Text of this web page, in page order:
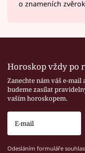
o znameních
Horoskop vždy po
Zanechte nám váš e-mail
budeme zasílat
vaším horoskopem.
Odesláním formuláře